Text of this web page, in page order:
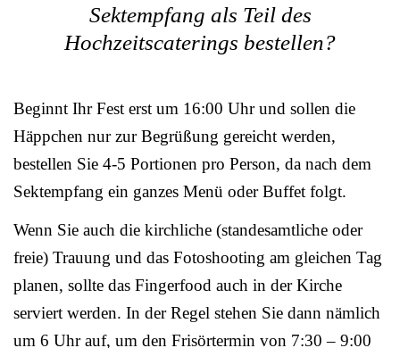
Sektempfang als Teil des
Hochzeitscaterings bestellen?
Beginnt Ihr Fest erst um 16:00 Uhr und sollen die
Häppchen nur zur Begrüßung gereicht werden,
bestellen Sie 4-5 Portionen pro Person, da nach dem
Sektempfang ein ganzes Menü oder Buffet folgt.
Wenn Sie auch die kirchliche (standesamtliche oder
freie) Trauung und das Fotoshooting am gleichen Tag
planen, sollte das Fingerfood auch in der Kirche
serviert werden. In der Regel stehen Sie dann nämlich
um 6 Uhr auf, um den Frisörtermin von 7:30 – 9:00